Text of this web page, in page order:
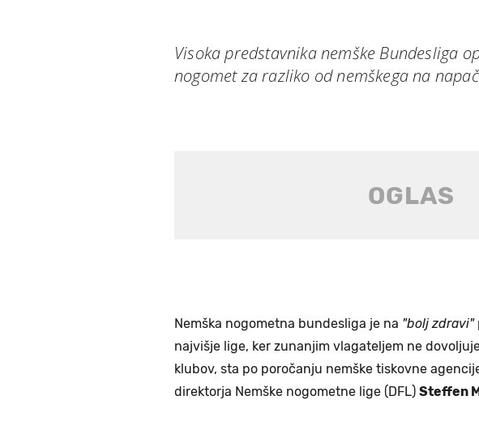
Visoka predstavnika nemške Bundesliga
nogomet za razliko od nemškega na
Nemška nogometna bundesliga je na "bolj zdravi"
najvišje lige, ker zunanjim vlagateljem ne
klubov, sta po poročanju nemške tiskovne
direktorja Nemške nogometne lige (DFL) Steffen